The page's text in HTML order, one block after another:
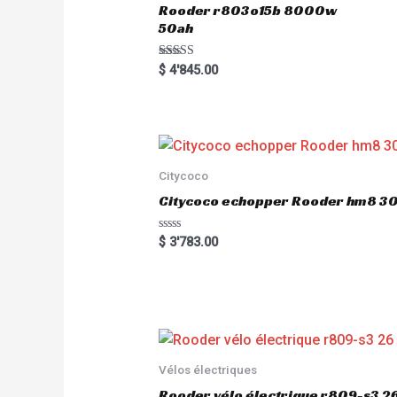
Rooder r803o15b 8000w
50ah
Rated
5.00
$4'845.00
Citycoco
Citycoco echopper Rooder hm8
R
a
t
o
5
$3'783.00
Vélos électriques